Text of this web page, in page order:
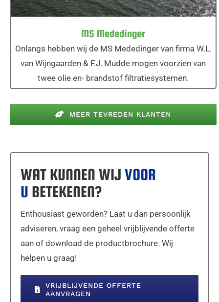
MS Mededinger
Onlangs hebben wij de MS Mededinger van firma W.L.
van Wijngaarden & F.J. Mudde mogen voorzien van
twee olie en- brandstof filtratiesystemen.
MEER TEVREDEN KLANTEN
WAT KUNNEN WIJ VOOR
U BETEKENEN?
Enthousiast geworden? Laat u dan persoonlijk
adviseren, vraag een geheel vrijblijvende offerte
aan of download de productbrochure. Wij
helpen u graag!
VRIJBLIJVENDE OFFERTE
AANVRAGEN